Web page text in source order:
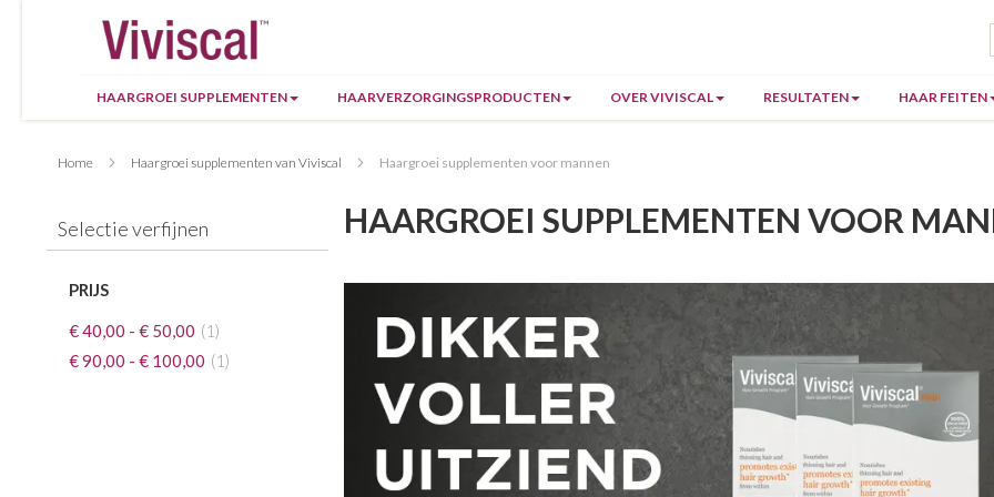
HAARGROEI SUPPLEMENTEN HAARVERZORGINGSPRODUCTEN OVER VIVISCAL RESULTATEN HAAR FEITEN
Home Haargroei supplementen van Viviscal Haargroei supplementen voor mannen
HAARGROEI SUPPLEMENTEN VOOR
Selectie verfijnen
PRIJS
€ 40,00 - € 50,00 1
artikel
€ 90,00 - € 100,00 1
artikel